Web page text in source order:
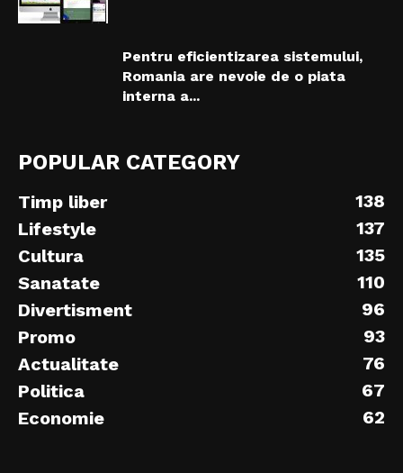
Pentru eficientizarea sistemului,
Romania are nevoie de o piata
interna a...
POPULAR CATEGORY
Timp liber
138
Lifestyle
137
Cultura
135
Sanatate
110
Divertisment
96
Promo
93
Actualitate
76
Politica
67
Economie
62